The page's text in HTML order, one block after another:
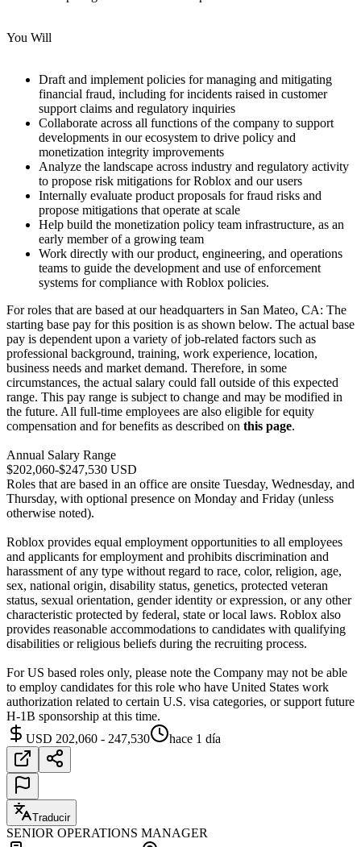
You Will
Draft and implement policies for managing and mitigating
financial fraud, including for incidents raised in customer
support claims and regulatory inquiries
Collaborate across all functions of the company to support
developments in our ecosystem to drive policy and
monetization integrity improvements
Analyze the landscape across industry and regulatory activity
to propose risk mitigations for Roblox and our users
Internally evaluate product proposals for fraud risks and
propose mitigations that operate at scale
Help build the monetization policy team infrastructure, as an
early member of a growing team
Work directly with our product, engineering, and operations
teams to guide the development and use of enforcement
systems for compliance with Roblox policies.
For roles that are based at our headquarters in San Mateo, CA: The
starting base pay for this position is as shown below. The actual base
pay is dependent upon a variety of job-related factors such as
professional background, training, work experience, location,
business needs and market demand. Therefore, in some
circumstances, the actual salary could fall outside of this expected
range. This pay range is subject to change and may be modified in
the future. All full-time employees are also eligible for equity
compensation and for benefits as described on this page.
Annual Salary Range
$202,060-$247,530 USD
Roles that are based in an office are onsite Tuesday, Wednesday, and
Thursday, with optional presence on Monday and Friday (unless
otherwise noted).
Roblox provides equal employment opportunities to all employees
and applicants for employment and prohibits discrimination and
harassment of any type without regard to race, color, religion, age,
sex, national origin, disability status, genetics, protected veteran
status, sexual orientation, gender identity or expression, or any other
characteristic protected by federal, state or local laws. Roblox also
provides reasonable accommodations to candidates with qualifying
disabilities or religious beliefs during the recruiting process.
For US based roles only, please note the Company may not be able
to employ candidates for this role who have United States work
authorization related to certain U.S. visa categories, or support future
H-1B sponsorship at this time.
USD 202,060 - 247,530
hace 1 día
Traducir
SENIOR OPERATIONS MANAGER